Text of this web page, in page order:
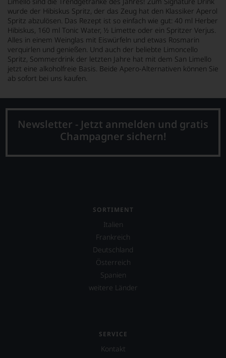
wurde der Hibiskus Spritz, der das Zeug hat den Klassiker Aperol
Spritz abzulösen. Das Rezept ist so einfach wie gut: 40 ml Herber
Hibiskus, 160 ml Tonic Water, ½ Limette oder ein Spritzer Verjus.
Alles in einem Weinglas mit Eiswürfeln und etwas Rosmarin
verquirlen und genießen. Und auch der beliebte Limoncello
Spritz, Sommerdrink der letzten Jahre hat mit dem San Limello
jetzt eine alkoholfreie Basis. Beide Apero-Alternativen können Sie
ab sofort bei uns kaufen.
Newsletter - Jetzt anmelden und gratis
Champagner sichern!
SORTIMENT
Italien
Frankreich
Deutschland
Österreich
Spanien
weitere Länder
SERVICE
Kontakt